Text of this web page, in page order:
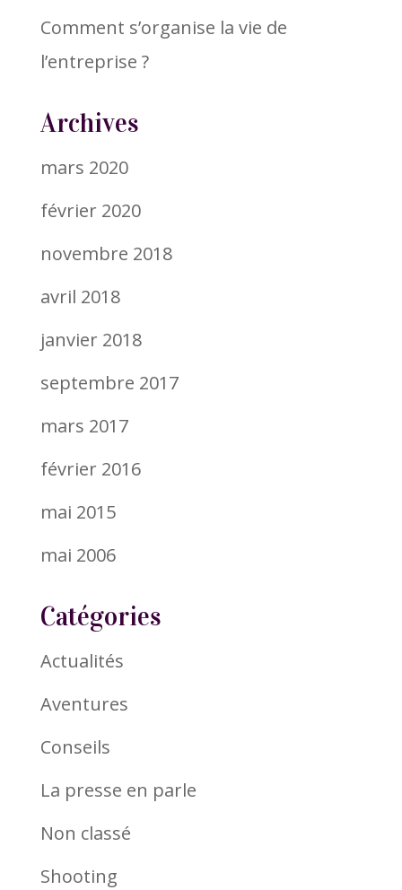
Comment s’organise la vie de
l’entreprise ?
Archives
mars 2020
février 2020
novembre 2018
avril 2018
janvier 2018
septembre 2017
mars 2017
février 2016
mai 2015
mai 2006
Catégories
Actualités
Aventures
Conseils
La presse en parle
Non classé
Shooting